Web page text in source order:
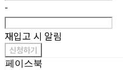
-
재입고 시 알림
신청하기
페이스북